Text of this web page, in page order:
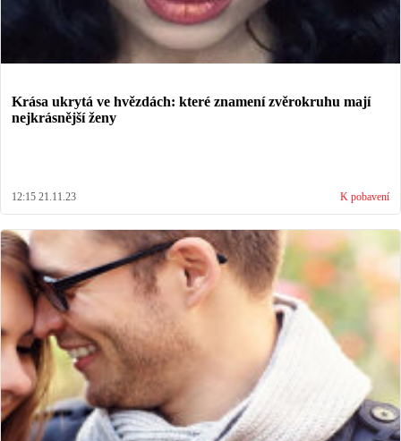
Krása ukrytá ve hvězdách: které znamení zvěrokruhu mají
nejkrásnější ženy
12:15 21.11.23 K pobavení